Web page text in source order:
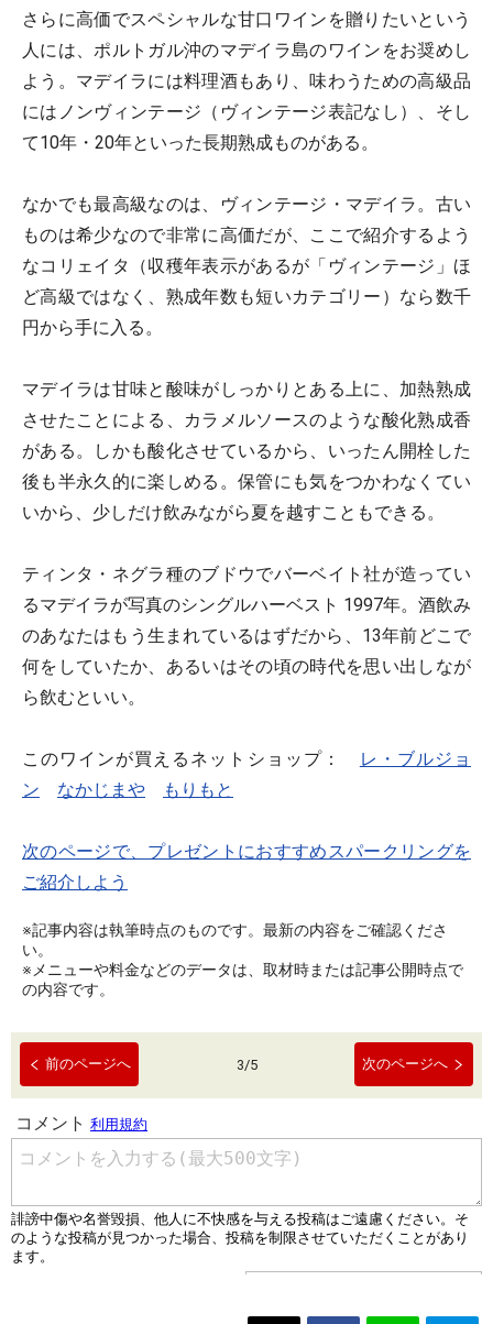
さらに高価でスペシャルな甘口ワインを贈りたいという
人には、ポルトガル沖のマデイラ島のワインをお奨めし
よう。マデイラには料理酒もあり、味わうための高級品
にはノンヴィンテージ（ヴィンテージ表記なし）、そし
て10年・20年といった長期熟成ものがある。
なかでも最高級なのは、ヴィンテージ・マデイラ。古い
ものは希少なので非常に高価だが、ここで紹介するよう
なコリェイタ（収穫年表示があるが「ヴィンテージ」ほ
ど高級ではなく、熟成年数も短いカテゴリー）なら数千
円から手に入る。
マデイラは甘味と酸味がしっかりとある上に、加熱熟成
させたことによる、カラメルソースのような酸化熟成香
がある。しかも酸化させているから、いったん開栓した
後も半永久的に楽しめる。保管にも気をつかわなくてい
いから、少しだけ飲みながら夏を越すこともできる。
ティンタ・ネグラ種のブドウでバーベイト社が造ってい
るマデイラが写真のシングルハーベスト 1997年。酒飲み
のあなたはもう生まれているはずだから、13年前どこで
何をしていたか、あるいはその頃の時代を思い出しなが
ら飲むといい。
このワインが買えるネットショップ：
レ・ブルジョ
ン
なかじまや もりもと
次のページで、プレゼントにおすすめスパークリングを
ご紹介しよう
※記事内容は執筆時点のものです。最新の内容をご確認くださ
い。
※メニューや料金などのデータは、取材時または記事公開時点で
の内容です。
前のページへ 3/5 次のページへ